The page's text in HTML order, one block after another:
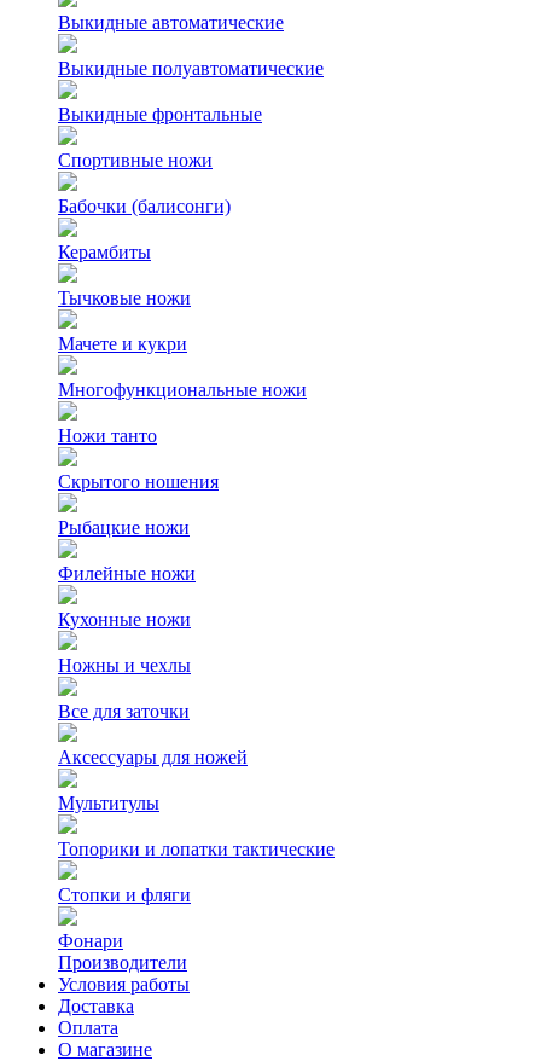
Выкидные автоматические
Выкидные полуавтоматические
Выкидные фронтальные
Спортивные ножи
Бабочки (балисонги)
Керамбиты
Тычковые ножи
Мачете и кукри
Многофункциональные ножи
Ножи танто
Скрытого ношения
Рыбацкие ножи
Филейные ножи
Кухонные ножи
Ножны и чехлы
Все для заточки
Аксессуары для ножей
Мультитулы
Топорики и лопатки тактические
Стопки и фляги
Фонари
Производители
Условия работы
Доставка
Оплата
О магазине